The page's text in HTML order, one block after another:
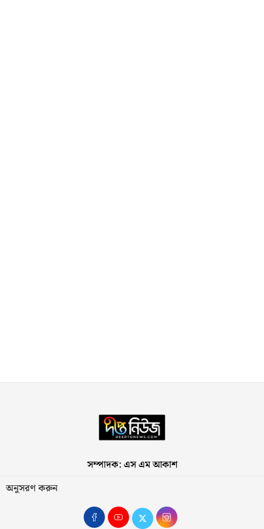
সম্পাদক: এস এম আকাশ
অনুসরণ করুন